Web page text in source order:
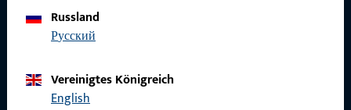
Russland
русский
Vereinigtes Königreich
English
Karriere